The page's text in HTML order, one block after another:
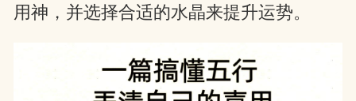
用神，并选择合适的水晶来提升运势。